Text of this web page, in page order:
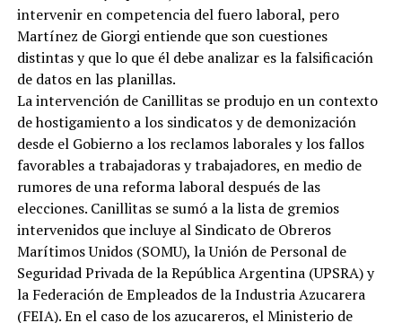
intervenir en competencia del fuero laboral, pero
Martínez de Giorgi entiende que son cuestiones
distintas y que lo que él debe analizar es la falsificación
de datos en las planillas.
La intervención de Canillitas se produjo en un contexto
de hostigamiento a los sindicatos y de demonización
desde el Gobierno a los reclamos laborales y los fallos
favorables a trabajadoras y trabajadores, en medio de
rumores de una reforma laboral después de las
elecciones. Canillitas se sumó a la lista de gremios
intervenidos que incluye al Sindicato de Obreros
Marítimos Unidos (SOMU), la Unión de Personal de
Seguridad Privada de la República Argentina (UPSRA) y
la Federación de Empleados de la Industria Azucarera
(FEIA). En el caso de los azucareros, el Ministerio de